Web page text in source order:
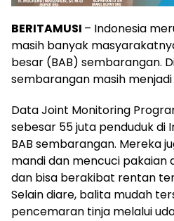
BERITAMUSI – Indonesia
masih banyak
besar (BAB) sembarangan.
sembarangan masih
Data Joint Monitoring
sebesar 55 juta penduduk di
BAB sembarangan. Mereka
mandi dan mencuci pakaian
dan bisa berakibat rentan
Selain diare, balita mudah
pencemaran tinja melalui